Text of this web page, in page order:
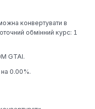
конвертувати в
обмінний курс: 1
GTAI.
на 0.00%.